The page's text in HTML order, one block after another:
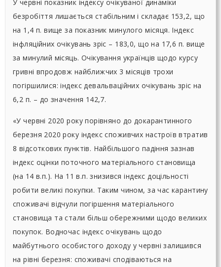
У червні показник індексу очікуваної динаміки
безробіття лишається стабільним і складає 153,2, що
на 1,4 п. вище за показник минулого місяця. Індекс
інфляційних очікувань зріс – 183,0, що на 17,6 п. вище
за минулий місяць. Очікування українців щодо курсу
гривні впродовж найближчих 3 місяців трохи
погіршилися: індекс девальваційних очікувань зріс на
6,2 п. – до значення 142,7.
«У червні 2020 року порівняно до докарантинного
березня 2020 року індекс споживчих настроїв втратив
8 відсоткових пунктів. Найбільшого падіння зазнав
індекс оцінки поточного матеріального становища
(на 14 в.п.). На 11 в.п. знизився індекс доцільності
робити великі покупки. Таким чином, за час карантину
споживачі відчули погіршення матеріального
становища та стали більш обережними щодо великих
покупок. Водночас індекс очікувань щодо
майбутнього особистого доходу у червні залишився
на рівні березня: споживачі сподіваються на